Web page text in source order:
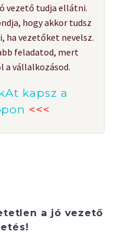
vezető tudja ellátni.
hogy akkor tudsz
ha vezetőket nevelsz.
feladatod, mert
a vállalkozásod.
kapsz a
<<<
a jó vezető